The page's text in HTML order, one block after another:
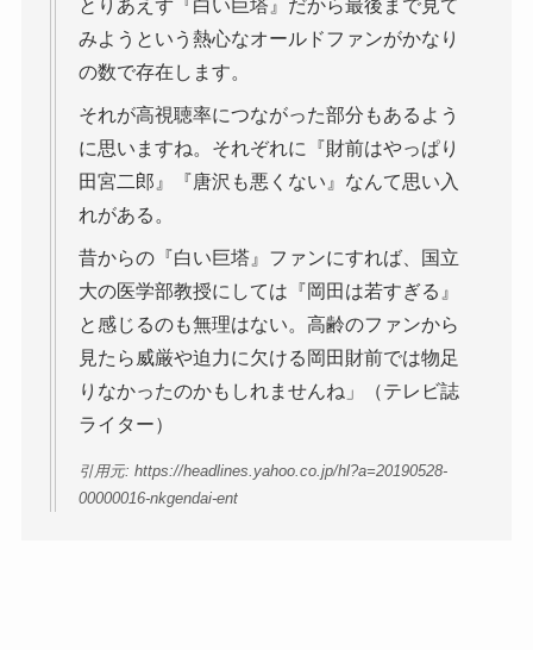
とりあえず『白い巨塔』だから最後まで見て
みようという熱心なオールドファンがかなり
の数で存在します。
それが高視聴率につながった部分もあるよう
に思いますね。それぞれに『財前はやっぱり
田宮二郎』『唐沢も悪くない』なんて思い入
れがある。
昔からの『白い巨塔』ファンにすれば、国立
大の医学部教授にしては『岡田は若すぎる』
と感じるのも無理はない。高齢のファンから
見たら威厳や迫力に欠ける岡田財前では物足
りなかったのかもしれませんね」（テレビ誌
ライター）
引用元: https://headlines.yahoo.co.jp/hl?a=20190528-
00000016-nkgendai-ent